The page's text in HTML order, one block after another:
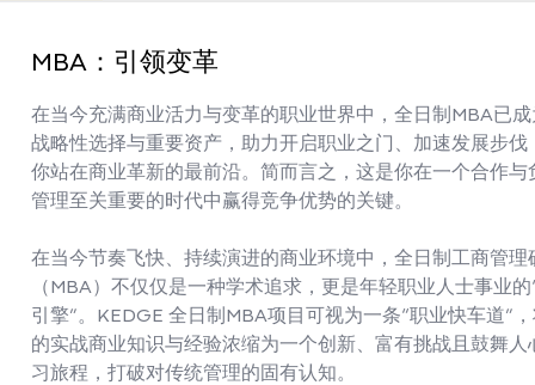
MBA：引领变革
在当今充满商业活力与变革的职业世界中，全日制MBA已成
战略性选择与重要资产，助力开启职业之门、加速发展步伐
你站在商业革新的最前沿。简而言之，这是你在一个合作与
管理至关重要的时代中赢得竞争优势的关键。
在当今节奏飞快、持续演进的商业环境中，全日制工商管理
（MBA）不仅仅是一种学术追求，更是年轻职业人士事业的
引擎”。KEDGE 全日制MBA项目可视为一条“职业快车道”
的实战商业知识与经验浓缩为一个创新、富有挑战且鼓舞人
习旅程，打破对传统管理的固有认知。